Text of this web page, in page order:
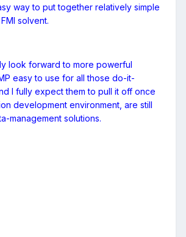
way to put together relatively simple
solvent.
look forward to more powerful
easy to use for all those do-it-
I fully expect them to pull it off once
development environment, are still
management solutions.